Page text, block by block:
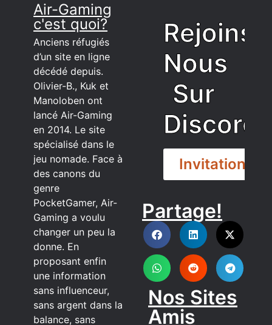
Air-Gaming
c'est quoi?
Anciens réfugiés
d’un site en ligne
décédé depuis.
Olivier-B., Kuk et
Manoloben ont
lancé Air-Gaming
en 2014. Le site
spécialisé dans le
jeu nomade. Face à
des canons du
genre
PocketGamer, Air-
Gaming a voulu
changer un peu la
donne. En
proposant enfin
une information
sans influenceur,
sans argent dans la
balance, sans
Rejoins
Nous
Sur
Discord
Invitation
DISCORD
Partage!
Nos Sites
Amis